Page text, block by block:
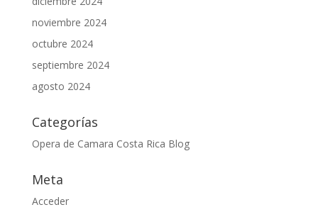
noviembre 2024
octubre 2024
septiembre 2024
agosto 2024
Categorías
Opera de Camara Costa Rica Blog
Meta
Acceder